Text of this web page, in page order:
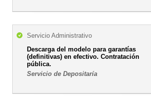
Servicio Administrativo
Descarga del modelo para garantías
(definitivas) en efectivo. Contratación
pública.
Servicio de Depositaría